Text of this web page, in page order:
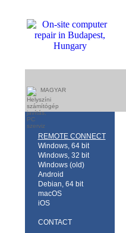
MAGYAR
REMOTE CONNECT
Windows, 64 bit
Windows, 32 bit
Windows (old)
Android
Debian, 64 bit
macOS
iOS
CONTACT